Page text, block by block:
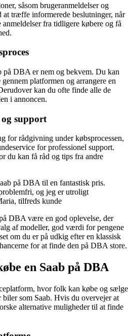
såsom brugeranmeldelser og
træffe informerede beslutninger, når
fra tidligere købere og få
på DBA er nem og bekvem. Du kan
platformen og arrangere en
kan du ofte finde alle de
i annoncen.
support
for rådgivning under købsprocessen,
for professionel support.
du kan få råd og tips fra andre
på DBA til en fantastisk pris.
og jeg er utroligt
tilfreds kunde
DBA være en god oplevelse, der
af modeller, god værdi for pengene
om du er på udkig efter en klassisk
for at finde den på DBA store.
en Saab på DBA
hvor folk kan købe og sælge
som Saab. Hvis du overvejer at
alternative muligheder til at finde